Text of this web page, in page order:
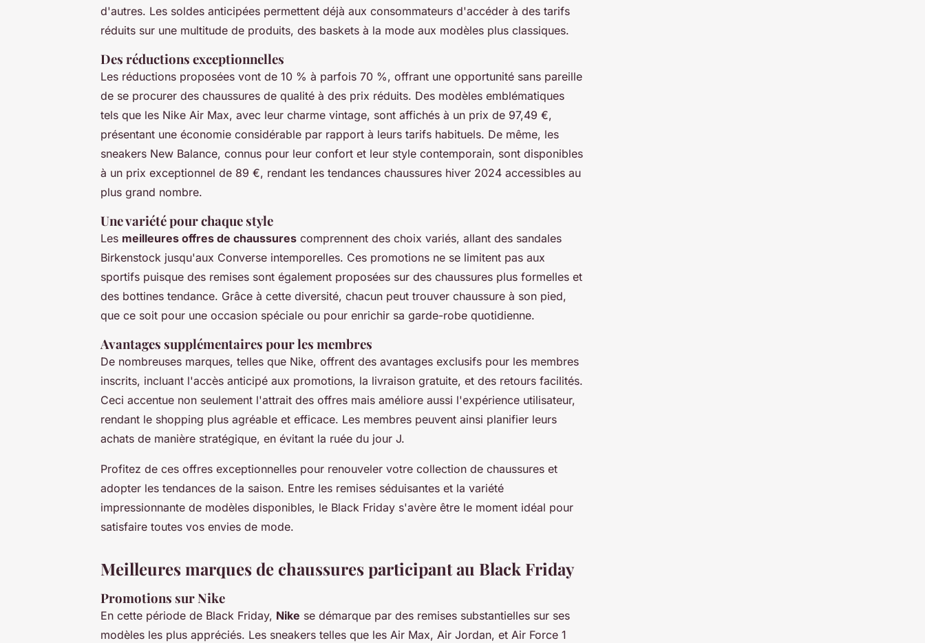
d'autres. Les soldes anticipées permettent déjà aux consommateurs d'accéder à des tarifs
réduits sur une multitude de produits, des baskets à la mode aux modèles plus classiques.
Des réductions exceptionnelles
Les réductions proposées vont de 10 % à parfois 70 %, offrant une opportunité sans pareille
de se procurer des chaussures de qualité à des prix réduits. Des modèles emblématiques
tels que les Nike Air Max, avec leur charme vintage, sont affichés à un prix de 97,49 €,
présentant une économie considérable par rapport à leurs tarifs habituels. De même, les
sneakers New Balance, connus pour leur confort et leur style contemporain, sont disponibles
à un prix exceptionnel de 89 €, rendant les tendances chaussures hiver 2024 accessibles au
plus grand nombre.
Une variété pour chaque style
Les meilleures offres de chaussures comprennent des choix variés, allant des sandales
Birkenstock jusqu'aux Converse intemporelles. Ces promotions ne se limitent pas aux
sportifs puisque des remises sont également proposées sur des chaussures plus formelles et
des bottines tendance. Grâce à cette diversité, chacun peut trouver chaussure à son pied,
que ce soit pour une occasion spéciale ou pour enrichir sa garde-robe quotidienne.
Avantages supplémentaires pour les membres
De nombreuses marques, telles que Nike, offrent des avantages exclusifs pour les membres
inscrits, incluant l'accès anticipé aux promotions, la livraison gratuite, et des retours facilités.
Ceci accentue non seulement l'attrait des offres mais améliore aussi l'expérience utilisateur,
rendant le shopping plus agréable et efficace. Les membres peuvent ainsi planifier leurs
achats de manière stratégique, en évitant la ruée du jour J.
Profitez de ces offres exceptionnelles pour renouveler votre collection de chaussures et
adopter les tendances de la saison. Entre les remises séduisantes et la variété
impressionnante de modèles disponibles, le Black Friday s'avère être le moment idéal pour
satisfaire toutes vos envies de mode.
Meilleures marques de chaussures participant au Black Friday
Promotions sur Nike
En cette période de Black Friday, Nike se démarque par des remises substantielles sur ses
modèles les plus appréciés. Les sneakers telles que les Air Max, Air Jordan, et Air Force 1